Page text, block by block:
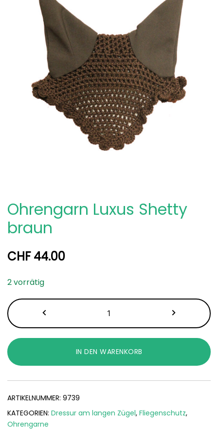
Ohrengarn Luxus Shetty
braun
CHF44.00
2 vorrätig
Luxus
Shetty
Menge
IN DEN WARENKORB
ARTIKELNUMMER: 9739
KATEGORIEN: Dressur am langen Zügel, Fliegenschutz,
Ohrengarne